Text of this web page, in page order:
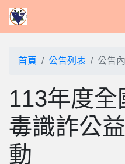
首頁 公告列表 公告
113年度全
毒識詐公
動